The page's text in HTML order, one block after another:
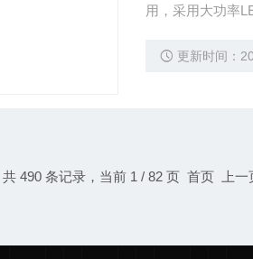
用，采用大功率
更新时间：
共 490 条记录，当前 1 / 82 页 首页 上一